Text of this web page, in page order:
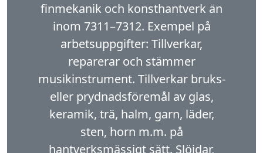
finmekanik och konst­hantverk än
inom 7311–7312. Exempel på
arbetsuppgifter: Tillverkar,
reparerar och stämmer
musikinstrument. Tillverkar bruks-
eller prydnadsföremål av glas,
keramik, trä, halm, garn, läder,
sten, horn m.m. på
hantverksmässigt sätt. Slöjdar,